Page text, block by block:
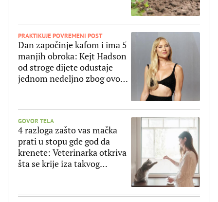
PRAKTIKUJE POVREMENI POST
Dan započinje kafom i ima 5
manjih obroka: Kejt Hadson
od stroge dijete odustaje
jednom nedeljno zbog ovog
GOVOR TELA
4 razloga zašto vas mačka
prati u stopu gde god da
krenete: Veterinarka otkriva
šta se krije iza takvog